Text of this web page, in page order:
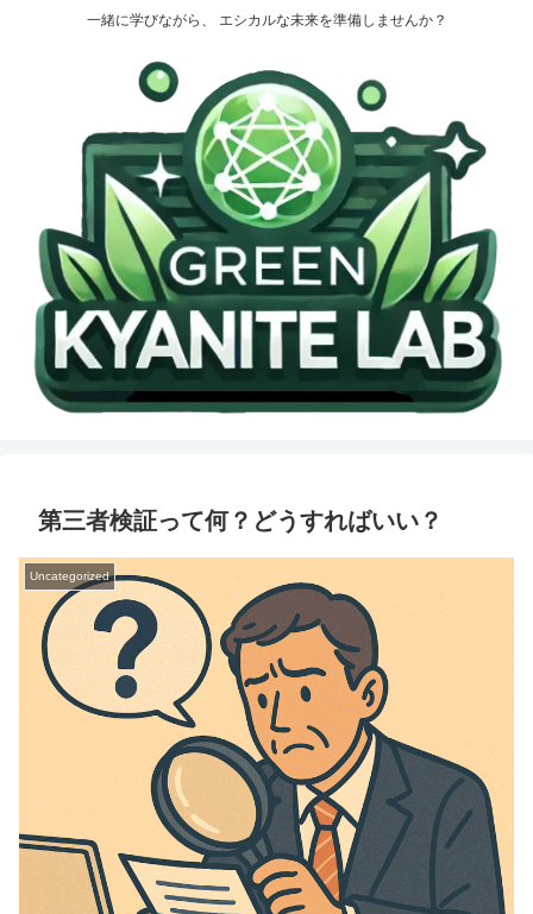
一緒に学びながら、 エシカルな未来を準備しませんか？
第三者検証って何？どうすればいい？
Uncategorized